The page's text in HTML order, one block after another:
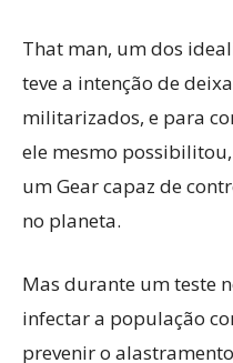
That man, um dos
teve a intenção de
militarizados, e para
ele mesmo
um Gear capaz de
no planeta.
Mas durante um teste
infectar a população
prevenir o